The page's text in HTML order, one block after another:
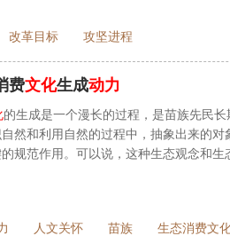
改革目标 攻坚进程
费文化生成动力
的生成是一个漫长的过程，是苗族先民
然和利用自然的过程中，抽象出来的
规范作用。可以说，这种生态观念和
人文关怀 苗族 生态消费文